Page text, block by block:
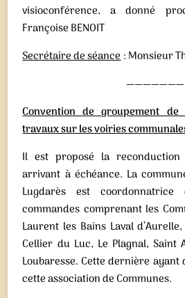
visioconférence, a donné
Françoise BENOIT
Secrétaire de séance: Monsieur
———————
Convention de groupement
travaux sur les voiries
Il est proposé la
arrivant à échéance. La
Lugdarès est
commandes comprenant les
Laurent les Bains Laval
Cellier du Luc, Le Plagnal, Saint
Loubaresse. Cette dernière
cette association de Communes.